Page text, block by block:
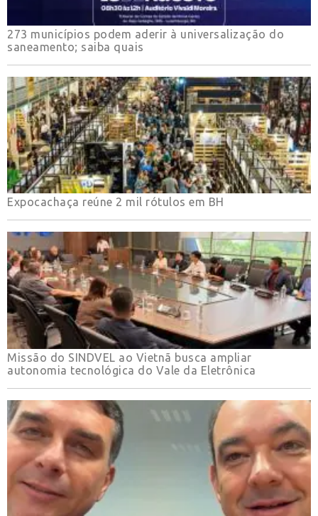
273 municípios podem aderir à universalização do
saneamento; saiba quais
Expocachaça reúne 2 mil rótulos em BH
Missão do SINDVEL ao Vietnã busca ampliar
autonomia tecnológica do Vale da Eletrônica